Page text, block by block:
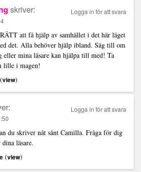
skriver:
att få hjälp av samhället i det här läget
det. Alla behöver hjälp ibland. Säg till om
eller mina läsare kan hjälpa till med! Ta
lille i magen!
(view)
Logga in för att svara
du skriver nåt sånt Camilla. Fråga för dig
läsare.
(view)
Logga in för att svara